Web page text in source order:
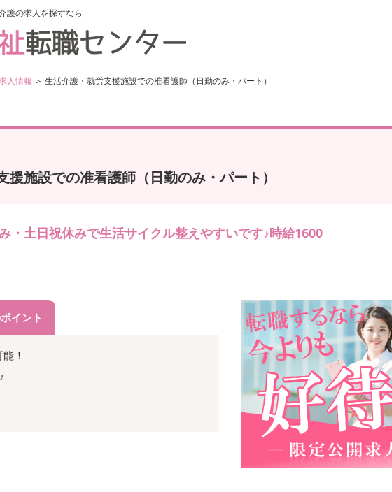
護の求人を探すなら
人情報 ＞ 生活介護・就労支援施設での准看護師（日勤のみ・パート）
援施設での准看護師（日勤のみ・パート）
・土日祝休みで生活サイクル整えやすいです♪時給1600
イント
！